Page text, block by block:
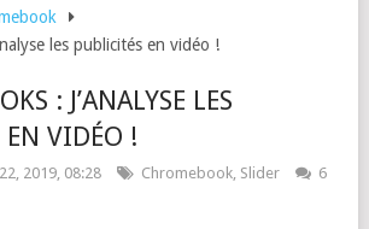
les publicités en vidéo !
: J’ANALYSE LES
EN VIDÉO !
2019, 08:28 Chromebook, Slider
6